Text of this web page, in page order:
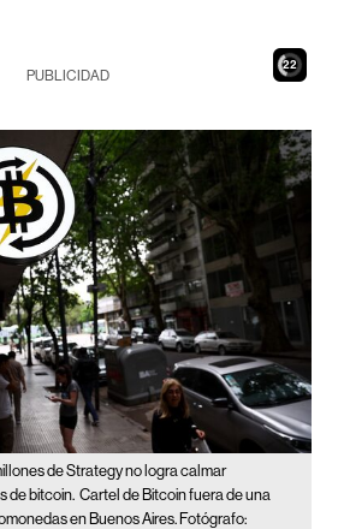
21
PUBLICIDAD
de Strategy no logra calmar
de bitcoin. Cartel de Bitcoin fuera de una
en Buenos Aires. Fotógrafo: